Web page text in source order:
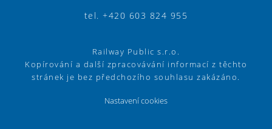
tel. +420 603 824 955
Railway Public s.r.o.
Kopírování a další zpracovávání informací z těchto
stránek je bez předchozího souhlasu zakázáno.
Nastavení cookies